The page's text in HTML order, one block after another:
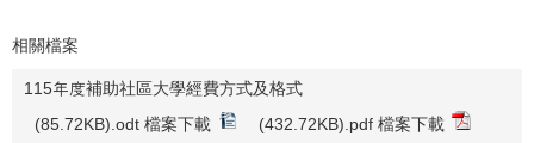
相關檔案
115年度補助社區大學經費方式及格式
(85.72KB).odt 檔案下載
(432.72KB).pdf 檔案下載